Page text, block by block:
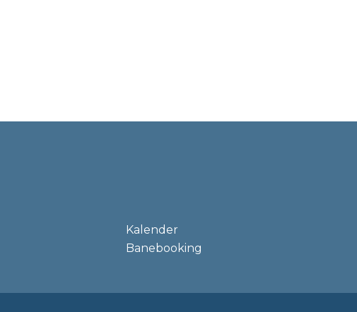
Kalender
Banebooking